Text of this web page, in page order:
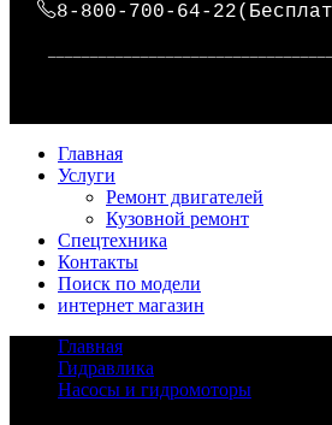
8-800-700-64-
Главная
Услуги
Ремонт двигателей
Кузовной ремонт
Спецтехника
Контакты
Поиск по модели
интернет магазин
Главная
Гидравлика
Насосы и гидромоторы